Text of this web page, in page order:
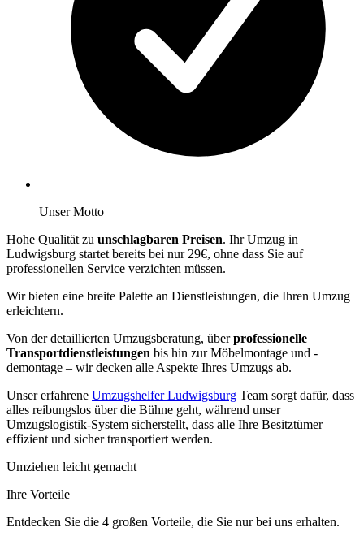
Unser Motto
Hohe Qualität zu unschlagbaren Preisen. Ihr Umzug in
Ludwigsburg startet bereits bei nur 29€, ohne dass Sie auf
professionellen Service verzichten müssen.
Wir bieten eine breite Palette an Dienstleistungen, die Ihren Umzug
erleichtern.
Von der detaillierten Umzugsberatung, überprofessionelle
Transportdienstleistungen bis hin zur Möbelmontage und -
demontage – wir decken alle Aspekte Ihres Umzugs ab.
Unser erfahrene Umzugshelfer Ludwigsburg Team sorgt dafür, dass
alles reibungslos über die Bühne geht, während unser
Umzugslogistik-System sicherstellt, dass alle Ihre Besitztümer
effizient und sicher transportiert werden.
Umziehen leicht gemacht
Ihre Vorteile
Entdecken Sie die 4 großen Vorteile, die Sie nur bei uns erhalten.